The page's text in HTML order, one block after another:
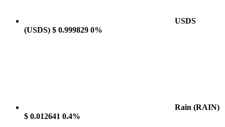
USDS
(USDS) $ 0.999829 0%
Rain (RAIN)
$ 0.012641 0.4%